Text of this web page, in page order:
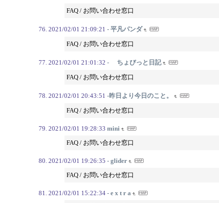
FAQ / お問い合わせ窓口
2021/02/01 21:09:21 - 平凡パンダ
FAQ / お問い合わせ窓口
2021/02/01 21:01:32 - ちょびっと日記
FAQ / お問い合わせ窓口
2021/02/01 20:43:51 -昨日より今日のこと。
FAQ / お問い合わせ窓口
2021/02/01 19:28:33 mini
FAQ / お問い合わせ窓口
2021/02/01 19:26:35 - glider
FAQ / お問い合わせ窓口
2021/02/01 15:22:34 - e x t r a